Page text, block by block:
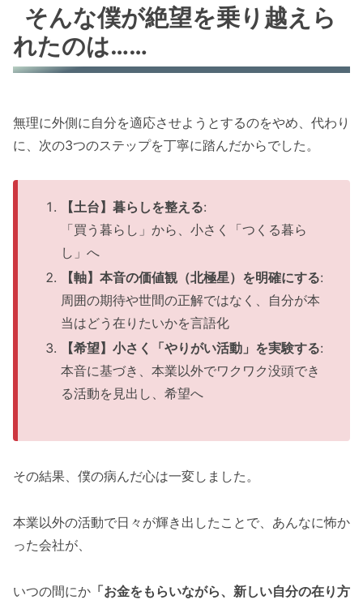
そんな僕が絶望を乗り越えら
れたのは……
無理に外側に自分を適応させようとするのをやめ、代わり
に、次の3つのステップを丁寧に踏んだからでした。
【土台】暮らしを整える:
「買う暮らし」から、小さく「つくる暮ら
し」へ
【軸】本音の価値観（北極星）を明確にする:
周囲の期待や世間の正解ではなく、自分が本
当はどう在りたいかを言語化
【希望】小さく「やりがい活動」を実験する:
本音に基づき、本業以外でワクワク没頭でき
る活動を見出し、希望へ
その結果、僕の病んだ心は一変しました。
本業以外の活動で日々が輝き出したことで、あんなに怖か
った会社が、
いつの間にか 「お金をもらいながら、新しい自分の在り方